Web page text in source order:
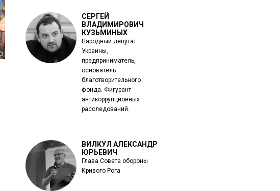
СЕРГЕЙ
ВЛАДИМИРОВИЧ
КУЗЬМИНЫХ
Народный депутат
Украины,
предприниматель,
основатель
благотворительного
фонда. Фигурант
антикоррупционных
расследований.
ВИЛКУЛ АЛЕКСАНДР
ЮРЬЕВИЧ
Глава Совета обороны
Кривого Рога